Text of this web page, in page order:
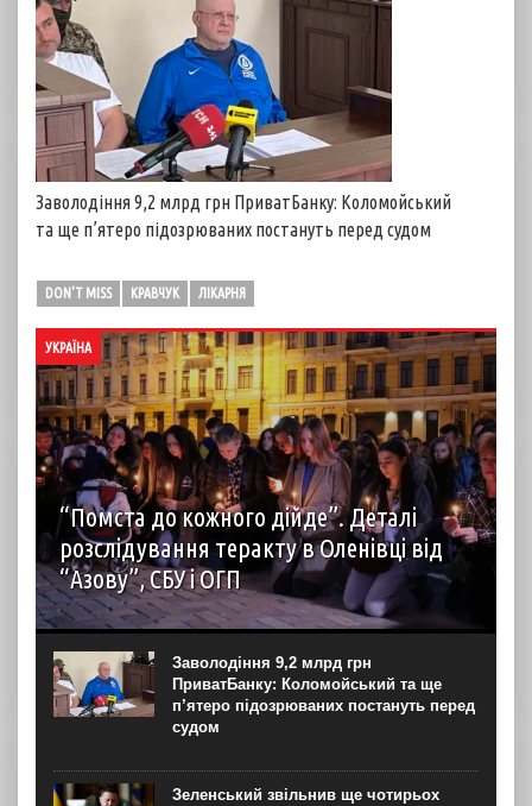
Заволодіння 9,2 млрд грн ПриватБанку: Коломойський
та ще п’ятеро підозрюваних постануть перед судом
DON'T MISS КРАВЧУК ЛІКАРНЯ
УКРАЇНА
“Помста до кожного дійде”. Деталі
розслідування теракту в Оленівці від
“Азову”, СБУ і ОГП
автор: Наталія Терамае 28 липня рідні вцілілих
“азовців” в Оленівці виступили із шокуючою заявою.
Мовляв, списки полонених у “бараці 200”, де стався
вибух, укладав полонений представник корпусу. Заява...
Заволодіння 9,2 млрд грн
ПриватБанку: Коломойський та ще
п’ятеро підозрюваних постануть перед
судом
Зеленський звільнив ще чотирьох